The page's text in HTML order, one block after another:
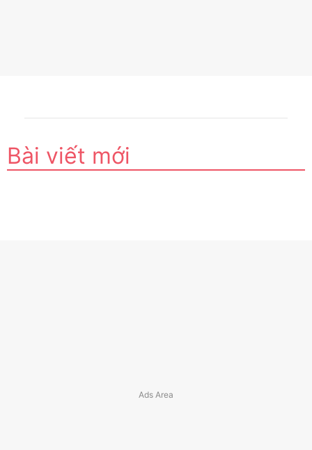
Bài viết mới